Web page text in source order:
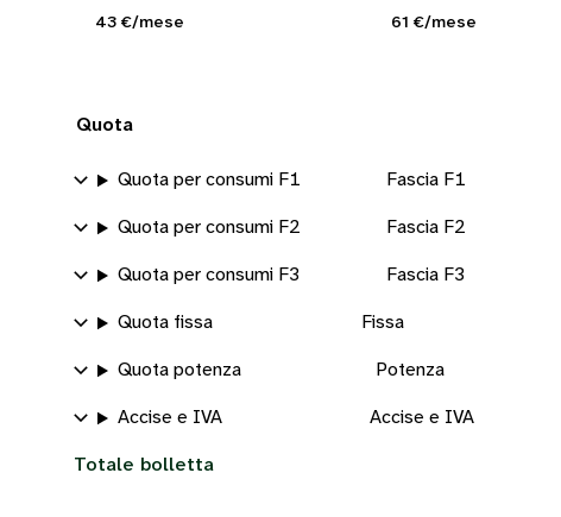
43 €/mese 61 €/mese
Quota
Quota per consumi F1 Fascia F1
Quota per consumi F2 Fascia F2
Quota per consumi F3 Fascia F3
Quota fissa Fissa
Quota potenza Potenza
Accise e IVA Accise e IVA
Totale bolletta